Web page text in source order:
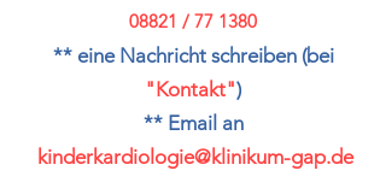
08821 / 77 1380
** eine Nachricht schreiben (bei
"Kontakt")
** Email an
kinderkardiologie@klinikum-gap.de